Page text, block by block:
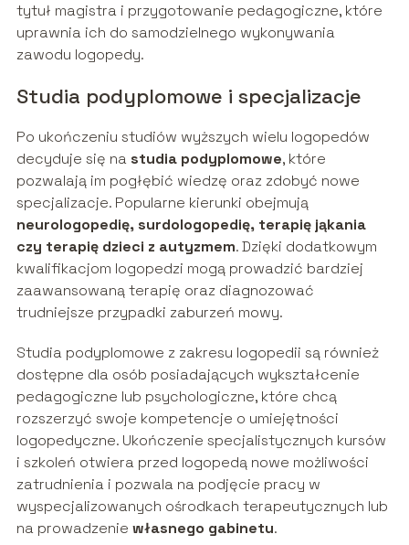
tytuł magistra i przygotowanie pedagogiczne, które
uprawnia ich do samodzielnego wykonywania
zawodu logopedy.
Studia podyplomowe i specjalizacje
Po ukończeniu studiów wyższych wielu logopedów
decyduje się na studia podyplomowe, które
pozwalają im pogłębić wiedzę oraz zdobyć nowe
specjalizacje. Popularne kierunki obejmują
neurologopedię, surdologopedię, terapię jąkania
czy terapię dzieci z autyzmem. Dzięki dodatkowym
kwalifikacjom logopedzi mogą prowadzić bardziej
zaawansowaną terapię oraz diagnozować
trudniejsze przypadki zaburzeń mowy.
Studia podyplomowe z zakresu logopedii są również
dostępne dla osób posiadających wykształcenie
pedagogiczne lub psychologiczne, które chcą
rozszerzyć swoje kompetencje o umiejętności
logopedyczne. Ukończenie specjalistycznych kursów
i szkoleń otwiera przed logopedą nowe możliwości
zatrudnienia i pozwala na podjęcie pracy w
wyspecjalizowanych ośrodkach terapeutycznych lub
na prowadzenie własnego gabinetu.